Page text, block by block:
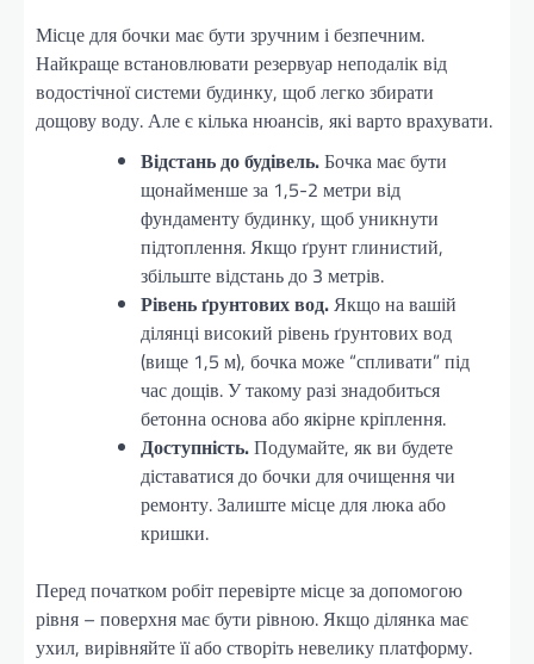
Місце для бочки має бути зручним і безпечним.
Найкраще встановлювати резервуар неподалік від
водостічної системи будинку, щоб легко збирати
дощову воду. Але є кілька нюансів, які варто врахувати.
Відстань до будівель.Бочка має бути
щонайменше за 1,5-2 метри від
фундаменту будинку, щоб уникнути
підтоплення. Якщо ґрунт глинистий,
збільште відстань до 3 метрів.
Рівень ґрунтових вод.Якщо на вашій
ділянці високий рівень ґрунтових вод
(вище 1,5 м), бочка може “спливати” під
час дощів. У такому разі знадобиться
бетонна основа або якірне кріплення.
Доступність.Подумайте, як ви будете
діставатися до бочки для очищення чи
ремонту. Залиште місце для люка або
кришки.
Перед початком робіт перевірте місце за допомогою
рівня – поверхня має бути рівною. Якщо ділянка має
ухил, вирівняйте її або створіть невелику платформу.